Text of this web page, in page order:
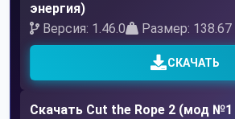
энергия)
Версия: 1.46.0
Размер: 138.67
СКАЧАТЬ
Скачать Cut the Rope 2 (мод